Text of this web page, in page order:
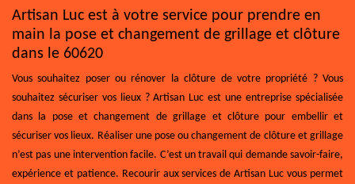
Artisan Luc est à votre service pour prendre en
main la pose et changement de grillage et clôture
dans le 60620
Vous souhaitez poser ou rénover la clôture de votre propriété ? Vous
souhaitez sécuriser vos lieux ? Artisan Luc est une entreprise spécialisée
dans la pose et changement de grillage et clôture pour embellir et
sécuriser vos lieux. Réaliser une pose ou changement de clôture et grillage
n’est pas une intervention facile. C’est un travail qui demande savoir-faire,
expérience et patience. Recourir aux services de Artisan Luc vous permet